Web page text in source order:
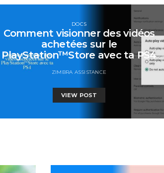
DOCS
Comment visionner des vidéos
achetées sur le
PlayStation™Store avec ta PS4
ZIMBRA ASSISTANCE
VIEW POST